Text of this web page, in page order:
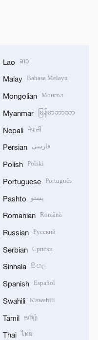
Lao ລາວ
Malay Bahasa Melayu
Mongolian Монгол
Myanmar မြန်မာဘာသာ
Nepali नेपाली
Persian فارسی
Polish Polski
Portuguese Português
Pashto پښتو
Romanian Română
Russian Русский
Serbian Српски
Sinhala සිංහල
Spanish Español
Swahili Kiswahili
Tamil தமிழ்
Thai ไทย